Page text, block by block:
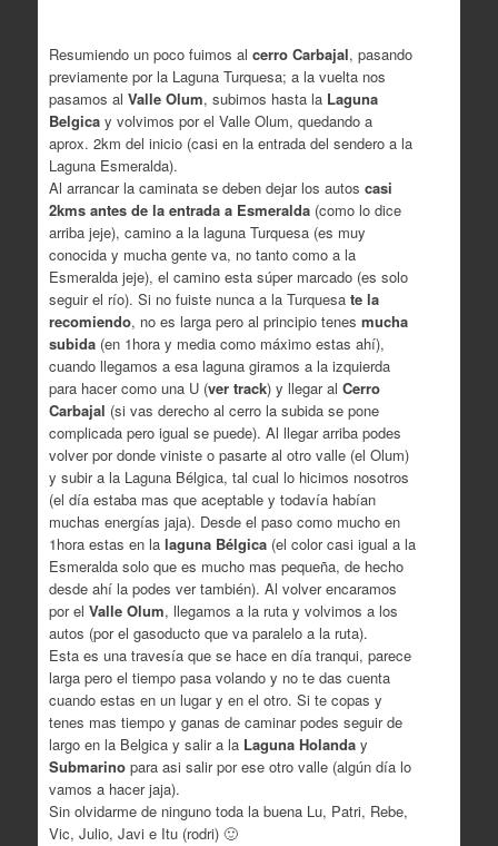
Resumiendo un poco fuimos al cerro Carbajal, pasando
previamente por la Laguna Turquesa; a la vuelta nos
pasamos al Valle Olum, subimos hasta la Laguna
Belgicay volvimos por el Valle Olum, quedando a
aprox. 2km del inicio (casi en la entrada del sendero a la
Laguna Esmeralda).
Al arrancar la caminata se deben dejar los autos casi
2kms antes de la entrada a Esmeralda(como lo dice
arriba jeje), camino a la laguna Turquesa (es muy
conocida y mucha gente va, no tanto como a la
Esmeralda jeje), el camino esta súper marcado (es solo
seguir el río). Si no fuiste nunca a la Turquesa te la
recomiendo, no es larga pero al principio tenes mucha
subida(en 1hora y media como máximo estas ahí),
cuando llegamos a esa laguna giramos a la izquierda
para hacer como una U (ver track) y llegar al Cerro
Carbajal (si vas derecho al cerro la subida se pone
complicada pero igual se puede). Al llegar arriba podes
volver por donde viniste o pasarte al otro valle (el Olum)
y subir a la Laguna Bélgica, tal cual lo hicimos nosotros
(el día estaba mas que aceptable y todavía habían
muchas energías jaja). Desde el paso como mucho en
1hora estas en la laguna Bélgica(el color casi igual a la
Esmeralda solo que es mucho mas pequeña, de hecho
desde ahí la podes ver también). Al volver encaramos
por el Valle Olum, llegamos a la ruta y volvimos a los
autos (por el gasoducto que va paralelo a la ruta).
Esta es una travesía que se hace en día tranqui, parece
larga pero el tiempo pasa volando y no te das cuenta
cuando estas en un lugar y en el otro. Si te copas y
tenes mas tiempo y ganas de caminar podes seguir de
largo en la Belgica y salir a la Laguna Holanday
Submarinopara asi salir por ese otro valle (algún día lo
vamos a hacer jaja).
Sin olvidarme de ninguno toda la buena Lu, Patri, Rebe,
Vic, Julio, Javi e Itu (rodri) 🙂